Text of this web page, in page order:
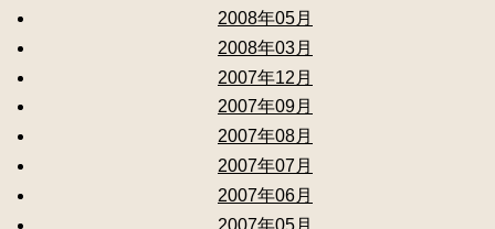
2008年05月
2008年03月
2007年12月
2007年09月
2007年08月
2007年07月
2007年06月
2007年05月